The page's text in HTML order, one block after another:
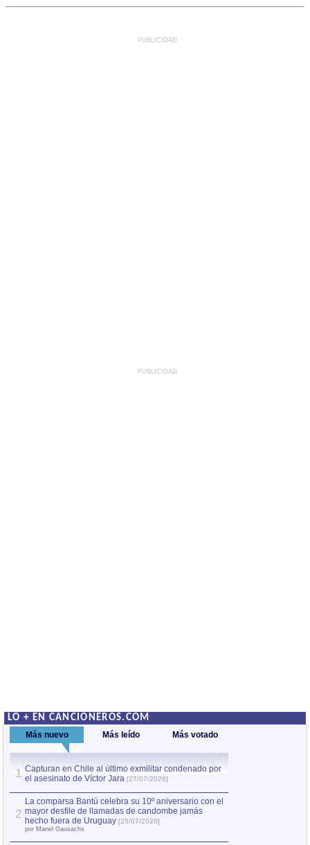
PUBLICIDAD
PUBLICIDAD
LO + EN CANCIONEROS.COM
Más nuevo Más leído Más votado
1 Capturan en Chile al último exmilitar condenado por
el asesinato de Víctor Jara [27/07/2026]
2
La comparsa Bantú celebra su 10º aniversario con el
mayor desfile de llamadas de candombe jamás
hecho fuera de Uruguay [25/07/2026]
por Manel Gausachs